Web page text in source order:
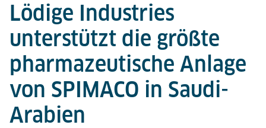
Lödige Industries
unterstützt die größte
pharmazeutische Anlage
von SPIMACO in Saudi-
Arabien